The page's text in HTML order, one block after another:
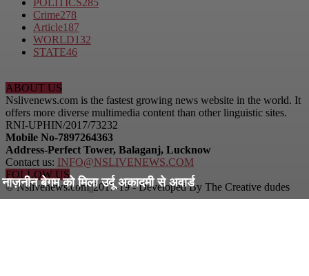
नाज़नीन बेगम को मिला उर्दू अकादमी से अवार्ड
Crime278
Article187
WORLD132
STATE46
ABOUT US
Nslivenews.com is the fastest growing news website in the world. It
offers more diverse multimedia content than other linguistic sites.
RNI-UPHIN/2017/73232
Mobile No-7897264363
Address-Perfect Tower, Balaganj, Lucknow
Contact us: INFO@NSLIVENEWS.COM
FOLLOW US
© Nslivenews.com||2017-19 - Developed By The Creative dudes